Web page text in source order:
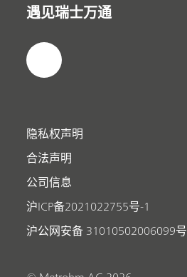
遇见瑞士万通
隐私权声明
合法声明
公司信息
沪ICP备2021022755号-1
沪公网安备 31010502006099号